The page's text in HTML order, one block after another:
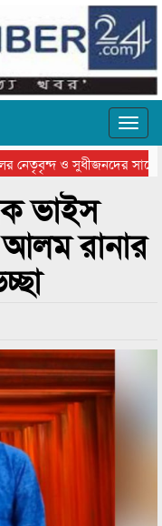
নেতৃবৃন্দ ও সুধীজনদের সাথে
গ্রুপ থিয়েটার
ভাইস
আলম রানার